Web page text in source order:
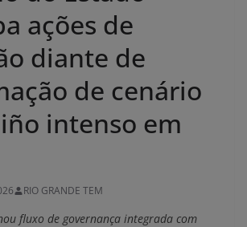
ações de
diante de
de cenário
intenso em
RIO GRANDE TEM
fluxo de governança integrada com